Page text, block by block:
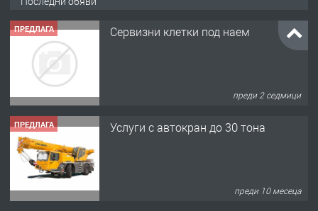
ПРЕДЛАГА Сервизни клетки под наем
преди 2 седмици
ПРЕДЛАГА Услуги с автокран до 30 тона
преди 10 месеца